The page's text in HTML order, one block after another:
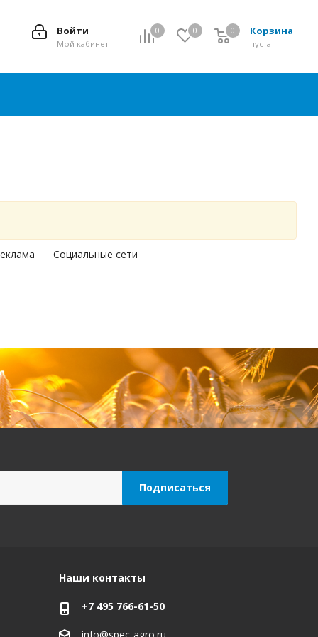
0 0 Корзина
0
пуста
0
Войти
Мой кабинет
Социальные сети
Наши контакты
+7 495 766-61-50